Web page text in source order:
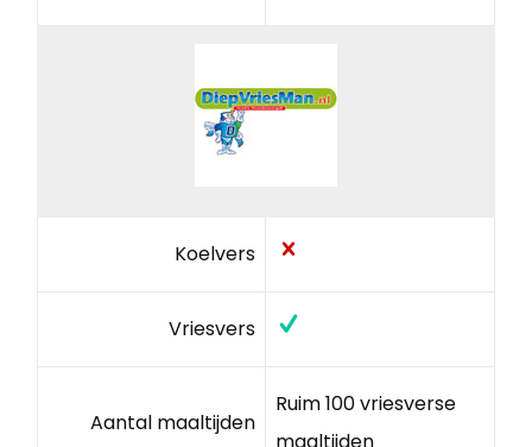
Koelvers
Vriesvers
Aantal maaltijden
Ruim 100 vriesverse